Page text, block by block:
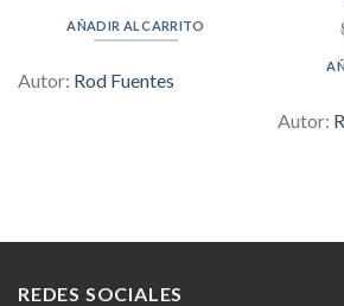
was:
$58.00.
is:
$4.00.
AÑADIR AL CARRITO
Autor: Rod Fuentes
Autor:
REDES SOCIALES